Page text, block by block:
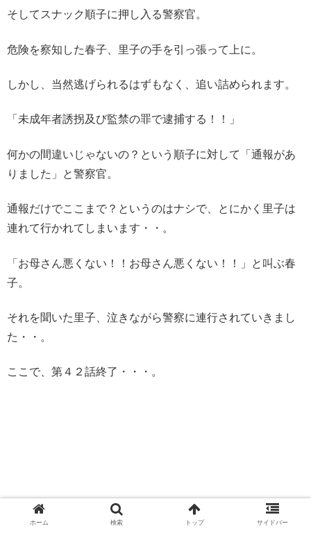
そしてスナック順子に押し入る警察官。
危険を察知した春子、里子の手を引っ張って上に。
しかし、当然逃げられるはずもなく、追い詰められます。
「未成年者誘拐及び監禁の罪で逮捕する！！」
何かの間違いじゃないの？という順子に対して「通報があ
りました」と警察官。
通報だけでここまで？というのはナシで、とにかく里子は
連れて行かれてしまいます・・。
「お母さん悪くない！！お母さん悪くない！！」と叫ぶ春
子。
それを聞いた里子、泣きながら警察に連行されていきまし
た・・。
ここで、第４２話終了・・・。
ホーム 検索 トップ サイドバー